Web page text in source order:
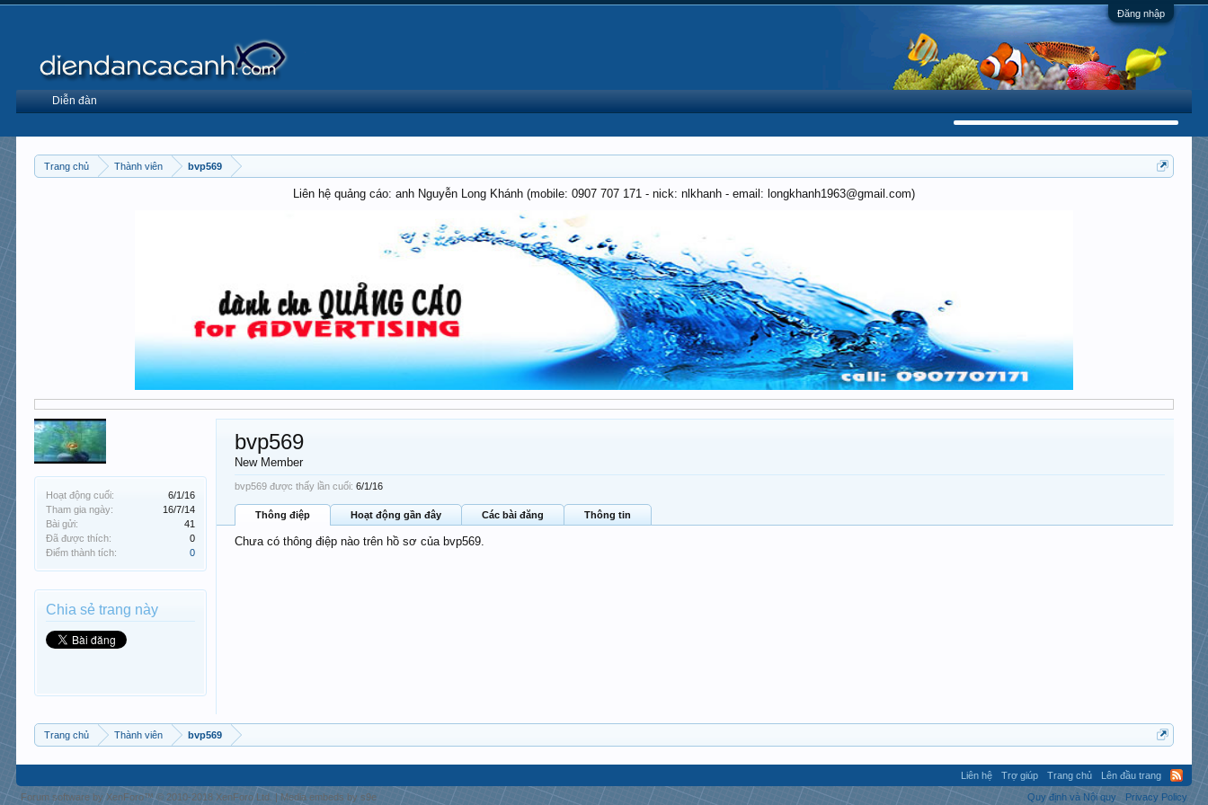
Đăng nhập
Trang chủ Thành viên bvp569
Liên hệ quảng cáo: anh Nguyễn Long Khánh (mobile: 0907 707 171 - nick: nlkhanh - email: longkhanh1963@gmail.com)
Hoạt động cuối:
6/1/16
Tham gia ngày:
16/7/14
Bài gửi:
41
Đã được thích:
0
Điểm thành tích:
0
Chia sẻ trang này
bvp569
New Member
bvp569 được thấy lần cuối: 6/1/16
Thông điệp Hoạt động gần đây Các bài đăng Thông tin
Chưa có thông điệp nào trên hồ sơ của bvp569.
Trang chủ Thành viên bvp569
Diễn đàn
Liên hệ Trợ giúp Trang chủ
Lên đầu trang
Quy định và Nội quy
Privacy Policy
Forum software by XenForo™© 2010-2018 XenForo Ltd. | Media embeds by s9e